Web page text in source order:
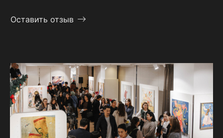
Оставить отзыв